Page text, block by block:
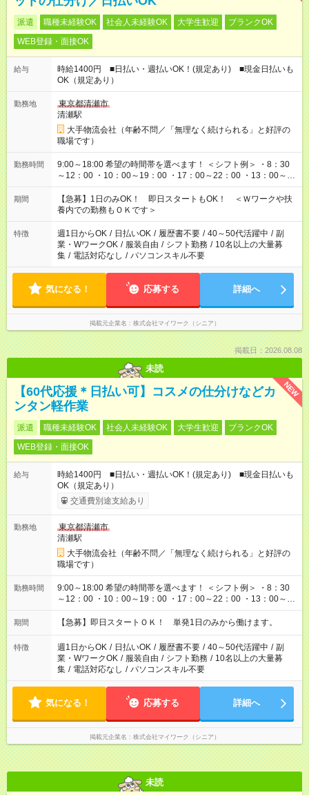
派遣 職種未経験OK 社会人未経験OK 大学生歓迎
ブランクOK
WEB登録・面接OK
給与
時給1400円 ■日払い・週払いOK！(規定あり) ■現金日払いも
OK（規定あり）
勤務地
東京都清瀬市
清瀬駅
大手物流会社（年齢不問／「無理なく続けられる」と好評の
職場です）
勤務時間
9:00～18:00 希望の時間帯を選べます！ ＜シフト例＞ ・8：30
～12：00 ・10：00～19：00 ・17：00～22：00 ・13：00～
22：00 ・22：00～翌6：00 など
期間
【急募】1日のみOK！ 即日スタートもOK！ ＜Ｗワークや扶
養内での勤務もＯＫです＞
特徴 週1日からOK / 日払いOK / 履歴書不要 / 40～50代活躍中 / 副
業・WワークOK / 服装自由 / シフト勤務 / 10名以上の大量募
集 / 電話対応なし / パソコンスキル不要
気になる！ 応募する 詳細へ
掲載元企業名 株式会社マイワーク（シニア）
掲載日：2026.08.08
未読
NEW
【60代応援＊日払い可】コスメの仕分けなどカ
ンタン軽作業
派遣 職種未経験OK 社会人未経験OK 大学生歓迎
ブランクOK
WEB登録・面接OK
給与
時給1400円 ■日払い・週払いOK！(規定あり) ■現金日払いも
OK（規定あり）
交通費別途支給あり
勤務地
東京都清瀬市
清瀬駅
大手物流会社（年齢不問／「無理なく続けられる」と好評の
職場です）
勤務時間
9:00～18:00 希望の時間帯を選べます！ ＜シフト例＞ ・8：30
～12：00 ・10：00～19：00 ・17：00～22：00 ・13：00～
22：00 ・22：00～翌6：00 など
期間 【急募】即日スタートＯＫ！ 単発1日のみから働けます。
特徴 週1日からOK / 日払いOK / 履歴書不要 / 40～50代活躍中 / 副
業・WワークOK / 服装自由 / シフト勤務 / 10名以上の大量募
集 / 電話対応なし / パソコンスキル不要
気になる！ 応募する 詳細へ
掲載元企業名 株式会社マイワーク（シニア）
未読